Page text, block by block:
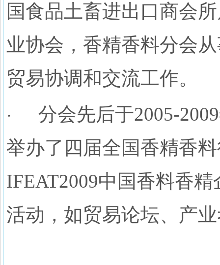
国食品土畜进出口商会
业协会，香精香料分会
贸易协调和交流工作。
·
分会先后于2005-
举办了四届全国香精香
IFEAT2009中国香料香
活动，如贸易论坛、产